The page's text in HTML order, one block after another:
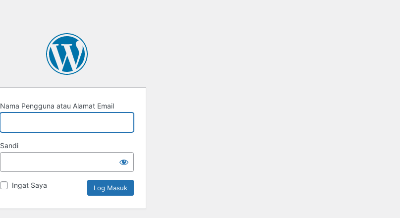
Nama Pengguna atau Alamat Email
Sandi
Ingat Saya